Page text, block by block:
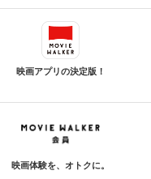
映画アプリの決定版！
映画体験を、オトクに。